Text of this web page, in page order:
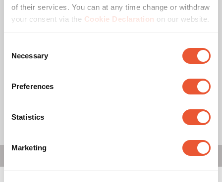
of their services. You can at any time change or withdraw
your consent via the Cookie Declaration on our website.
Selection
Necessary
Preferences
Statistics
Marketing
Cambiar